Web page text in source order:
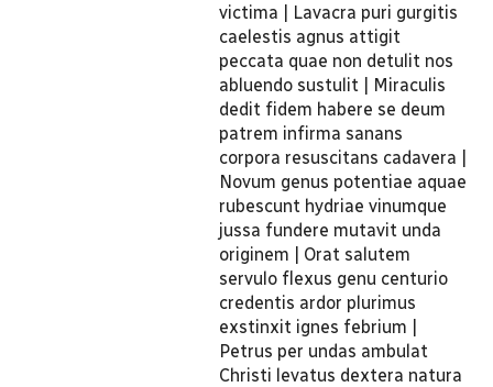
victima | Lavacra puri gurgitis
caelestis agnus attigit
peccata quae non detulit nos
abluendo sustulit | Miraculis
dedit fidem habere se deum
patrem infirma sanans
corpora resuscitans cadavera |
Novum genus potentiae aquae
rubescunt hydriae vinumque
jussa fundere mutavit unda
originem | Orat salutem
servulo flexus genu centurio
credentis ardor plurimus
exstinxit ignes febrium |
Petrus per undas ambulat
Christi levatus dextera natura